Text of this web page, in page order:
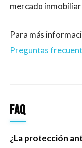
mercado
Para más
Preguntas
FAQ
¿La protección